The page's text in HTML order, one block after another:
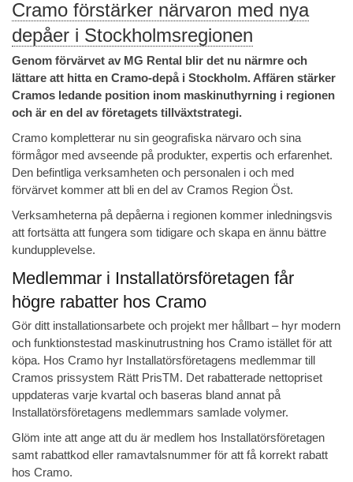
Cramo förstärker närvaron med nya
depåer i Stockholmsregionen
Genom förvärvet av MG Rental blir det nu närmre och
lättare att hitta en Cramo-depå i Stockholm. Affären stärker
Cramos ledande position inom maskinuthyrning i regionen
och är en del av företagets tillväxtstrategi.
Cramo kompletterar nu sin geografiska närvaro och sina
förmågor med avseende på produkter, expertis och erfarenhet.
Den befintliga verksamheten och personalen i och med
förvärvet kommer att bli en del av Cramos Region Öst.
Verksamheterna på depåerna i regionen kommer inledningsvis
att fortsätta att fungera som tidigare och skapa en ännu bättre
kundupplevelse.
Medlemmar i Installatörsföretagen får
högre rabatter hos Cramo
Gör ditt installationsarbete och projekt mer hållbart – hyr modern
och funktionstestad maskinutrustning hos Cramo istället för att
köpa. Hos Cramo hyr Installatörsföretagens medlemmar till
Cramos prissystem Rätt PrisTM. Det rabatterade nettopriset
uppdateras varje kvartal och baseras bland annat på
Installatörsföretagens medlemmars samlade volymer.
Glöm inte att ange att du är medlem hos Installatörsföretagen
samt rabattkod eller ramavtalsnummer för att få korrekt rabatt
hos Cramo.